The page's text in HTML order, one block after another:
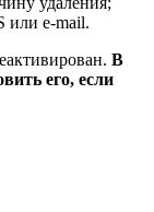
или e-mail.
В
его, если